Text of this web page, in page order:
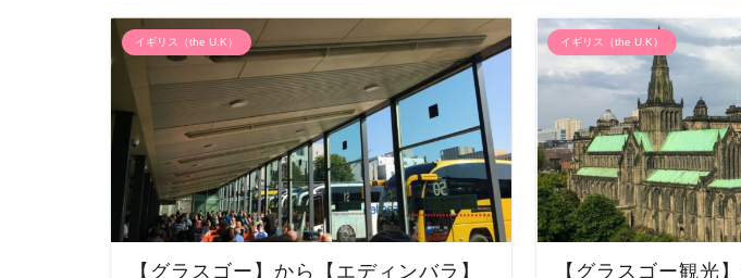
イギリス（the U.K）
【グラスゴー】から【エディンバラ】
イギリス（the U.K）
【グラスゴー観光